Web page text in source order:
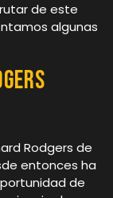
de este
algunas
Rodgers de
entonces ha
de